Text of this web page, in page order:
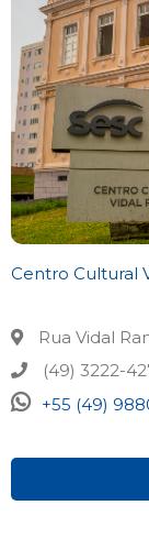
Centro Cultural
Rua Vidal
(49) 3222-
+55 (49)